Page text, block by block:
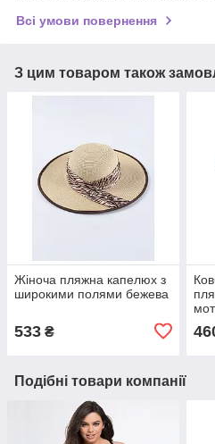
Всі умови повернення
З цим товаром також
Жіноча пляжна капелюх з
широкими полями бежева
533 ₴
Подібні товари компанії